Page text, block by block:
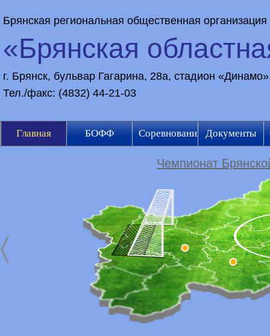
Брянская региональная общественная организация
«Брянская
г. Брянск, бульвар Гагарина, 28а, стадион
Тел./факс: (4832) 44-21-03
Главная БОФФ Соревнования Документы
Чемпионат